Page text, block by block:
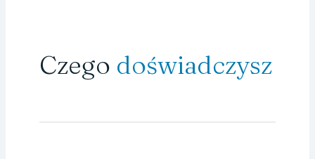
Czego doświadczysz